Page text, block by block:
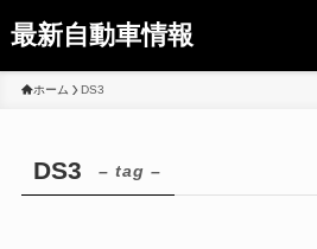
最新自動車情報
ホーム DS3
DS3 – tag –